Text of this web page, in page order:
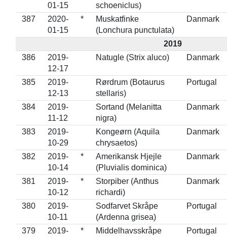
01-15
schoeniclus)
387
2020-
01-15
*
Muskatfinke
(Lonchura punctulata)
Danmark
2019
386
2019-
12-17
Natugle (Strix aluco) Danmark
385
2019-
12-13
Rørdrum (Botaurus
stellaris)
Portugal
384
2019-
11-12
Sortand (Melanitta
nigra)
Danmark
383
2019-
10-29
Kongeørn (Aquila
chrysaetos)
Danmark
382
2019-
10-14
*
Amerikansk Hjejle
(Pluvialis dominica)
Danmark
381
2019-
10-12
*
Storpiber (Anthus
richardi)
Danmark
380
2019-
10-11
Sodfarvet Skråpe
(Ardenna grisea)
Portugal
379 2019- * Middelhavsskråpe Portugal